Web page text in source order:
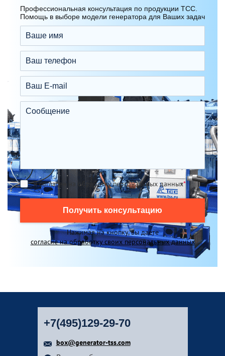
Профессиональная консультация по продукции ТСС.
Помощь в выборе модели генератора для Ваших задач
Я согласен на обработку персональных данных*
Получить консультацию
Нажимая на кнопку, вы даете
согласие на обработку своих персональных данных
+7(495)129-29-70
box@generator-tss.com